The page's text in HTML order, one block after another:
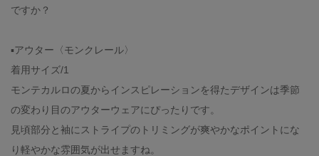
ですか？
▪️アウター〈モンクレール〉
着用サイズ/1
モンテカルロの夏からインスピレーションを得たデザインは季節
の変わり目のアウターウェアにぴったりです。
見頃部分と袖にストライプのトリミングが爽やかなポイントにな
り軽やかな雰囲気が出せますね。